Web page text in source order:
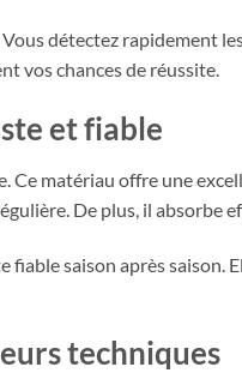
détectez rapidement
vos chances de réussite.
et fiable
Ce matériau offre une
De plus, il absorbe
fiable saison après
techniques